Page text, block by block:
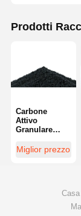
Prodotti
Carbone
Attivo
Granulare
Oro
Depurazione
Miglior prezzo
Casa